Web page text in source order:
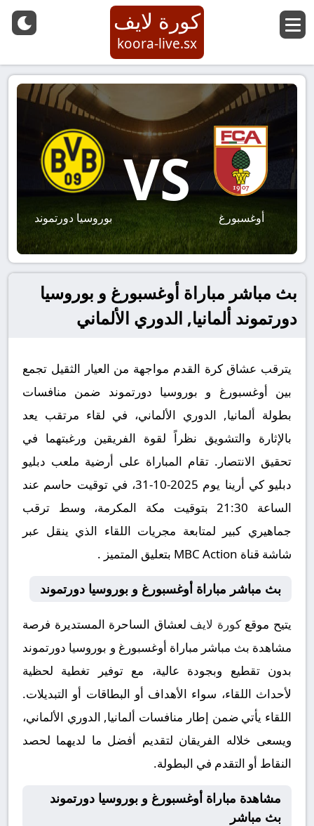
كورة لايف
koora-live.sx
أوغسبورغ
VS
بوروسيا دورتموند
بث مباشر مباراة أوغسبورغ و بوروسيا
دورتموند ألمانيا, الدوري الألماني
يترقب عشاق كرة القدم مواجهة من العيار الثقيل تجمع
بين أوغسبورغ و بوروسيا دورتموند ضمن منافسات
بطولة ألمانيا, الدوري الألماني، في لقاء مرتقب يعد
بالإثارة والتشويق نظراً لقوة الفريقين ورغبتهما في
تحقيق الانتصار. تقام المباراة على أرضية ملعب دبليو
دبليو كي أرينا يوم 2025-10-31، في توقيت حاسم عند
الساعة 21:30 بتوقيت مكة المكرمة، وسط ترقب
جماهيري كبير لمتابعة مجريات اللقاء الذي ينقل عبر
شاشة قناة MBC Action بتعليق المتميز .
بث مباشر مباراة أوغسبورغ و بوروسيا دورتموند
يتيح موقعكورة لايف لعشاق الساحرة المستديرة فرصة
مشاهدة بث مباشر مباراة أوغسبورغ و بوروسيا دورتموند
بدون تقطيع وبجودة عالية، مع توفير تغطية لحظية
لأحداث اللقاء، سواء الأهداف أو البطاقات أو التبديلات.
اللقاء يأتي ضمن إطار منافسات ألمانيا, الدوري الألماني،
ويسعى خلاله الفريقان لتقديم أفضل ما لديهما لحصد
النقاط أو التقدم في البطولة.
مشاهدة مباراة أوغسبورغ و بوروسيا دورتموند
بث مباشر